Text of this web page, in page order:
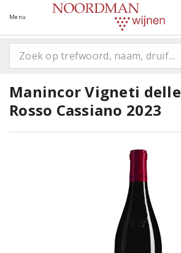
Menu
Manincor Vigneti
Rosso Cassiano 2023